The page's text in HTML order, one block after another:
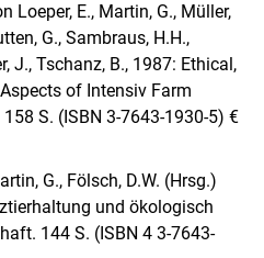
Loeper, E., Martin, G., Müller,
G., Sambraus, H.H.,
J., Tschanz, B., 1987: Ethical,
of Intensiv Farm
S. (ISBN 3-7643-1930-5) €
G., Fölsch, D.W. (Hrsg.)
und ökologisch
144 S. (ISBN 4 3-7643-